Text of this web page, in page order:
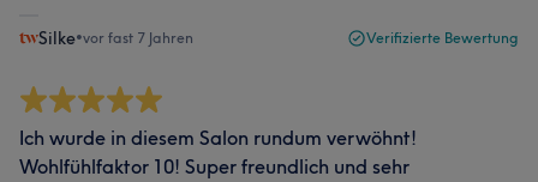
Silke•vor fast 7 Jahren Verifizierte Bewertung
Ich wurde in diesem Salon rundum verwöhnt!
Wohlfühlfaktor 10! Super freundlich und sehr